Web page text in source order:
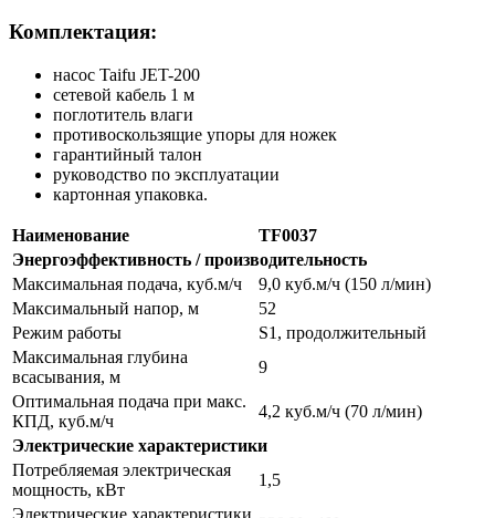
Комплектация:
насос Taifu JET-200
сетевой кабель 1 м
поглотитель влаги
противоскользящие упоры для ножек
гарантийный талон
руководство по эксплуатации
картонная упаковка.
Наименование
TF0037
Энергоэффективность / производительность
Максимальная подача, куб.м/ч
9,0 куб.м/ч (150 л/мин)
Максимальный напор, м
52
Режим работы
S1, продолжительный
Максимальная глубина
всасывания, м
9
Оптимальная подача при макс.
КПД, куб.м/ч
4,2 куб.м/ч (70 л/мин)
Электрические характеристики
Потребляемая электрическая
мощность, кВт
1,5